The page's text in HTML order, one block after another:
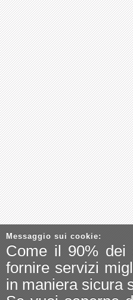
Messaggio sui cookie:
Come il 90% dei
fornire servizi
in maniera sicura